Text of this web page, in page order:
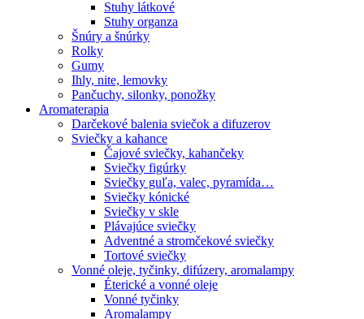
Stuhy látkové
Stuhy organza
Šnúry a šnúrky
Rolky
Gumy
Ihly, nite, lemovky
Pančuchy, silonky, ponožky
Aromaterapia
Darčekové balenia sviečok a difuzerov
Sviečky a kahance
Čajové sviečky, kahančeky
Sviečky figúrky
Sviečky guľa, valec, pyramída…
Sviečky kónické
Sviečky v skle
Plávajúce sviečky
Adventné a stromčekové sviečky
Tortové sviečky
Vonné oleje, tyčinky, difúzery, aromalampy
Éterické a vonné oleje
Vonné tyčinky
Aromalampy